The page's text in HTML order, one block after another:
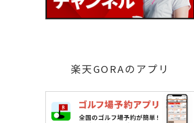
楽天GORAのアプリ